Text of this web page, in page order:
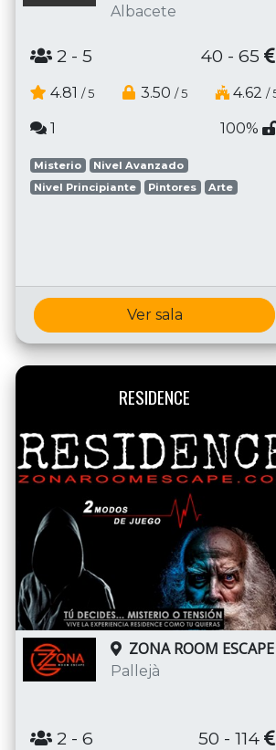
Albacete
2 - 5 40 - 65
4.81 / 5 3.50 / 5 4.62 /
1 100%
Misterio
Nivel Avanzado
Nivel Principiante
Pintores Arte
Ver sala
RESIDENCE
ZONA ROOM ESCAPE
Pallejà
2 - 6 50 - 114